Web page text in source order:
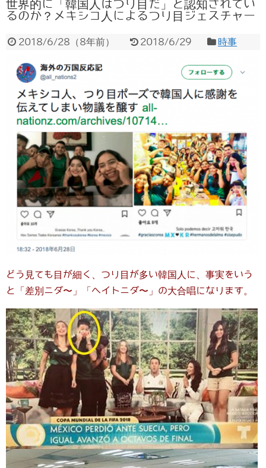
世界的に「韓国人はつり目だ」と認知されてい
るのか？メキシコ人によるつり目ジェスチャー
2018/6/28 （8年前） 2018/6/29 時事
どう見ても目が細く、つり目が多い韓国人に、事実をいう
と「差別ニダ〜」「ヘイトニダ〜」の大合唱になります。